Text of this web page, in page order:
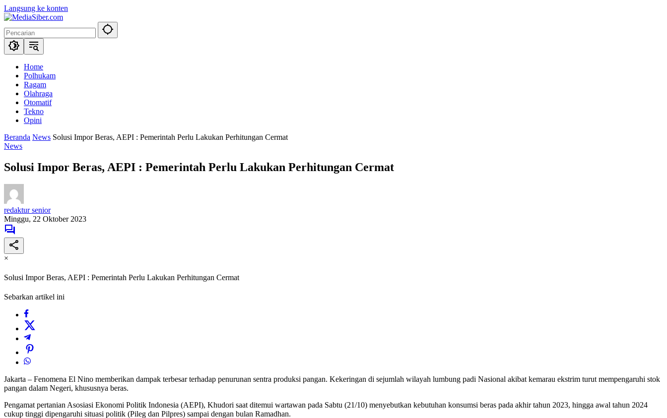
Langsung ke konten
Home
Polhukam
Ragam
Olahraga
Otomatif
Tekno
Opini
Beranda News Solusi Impor Beras, AEPI : Pemerintah Perlu Lakukan Perhitungan Cermat
News
Solusi Impor Beras, AEPI : Pemerintah Perlu Lakukan Perhitungan Cermat
redaktur senior
Minggu, 22 Oktober 2023
×
Solusi Impor Beras, AEPI : Pemerintah Perlu Lakukan Perhitungan Cermat
Sebarkan artikel ini
Jakarta – Fenomena El Nino memberikan dampak terbesar terhadap penurunan sentra produksi pangan. Kekeringan di sejumlah wilayah lumbung padi Nasional akibat kemarau ekstrim turut mempengaruhi stok
pangan dalam Negeri, khususnya beras.
Pengamat pertanian Asosiasi Ekonomi Politik Indonesia (AEPI), Khudori saat ditemui wartawan pada Sabtu (21/10) menyebutkan kebutuhan konsumsi beras pada akhir tahun 2023, hingga awal tahun 2024
cukup tinggi dipengaruhi situasi politik (Pileg dan Pilpres) sampai dengan bulan Ramadhan.